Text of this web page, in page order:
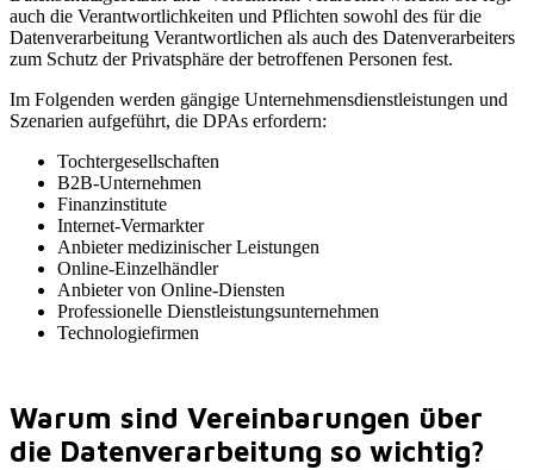
auch die Verantwortlichkeiten und Pflichten sowohl des für die
Datenverarbeitung Verantwortlichen als auch des Datenverarbeiters
zum Schutz der Privatsphäre der betroffenen Personen fest.
Im Folgenden werden gängige Unternehmensdienstleistungen und
Szenarien aufgeführt, die DPAs erfordern:
Tochtergesellschaften
B2B-Unternehmen
Finanzinstitute
Internet-Vermarkter
Anbieter medizinischer Leistungen
Online-Einzelhändler
Anbieter von Online-Diensten
Professionelle Dienstleistungsunternehmen
Technologiefirmen
Warum sind Vereinbarungen über
die Datenverarbeitung so wichtig?